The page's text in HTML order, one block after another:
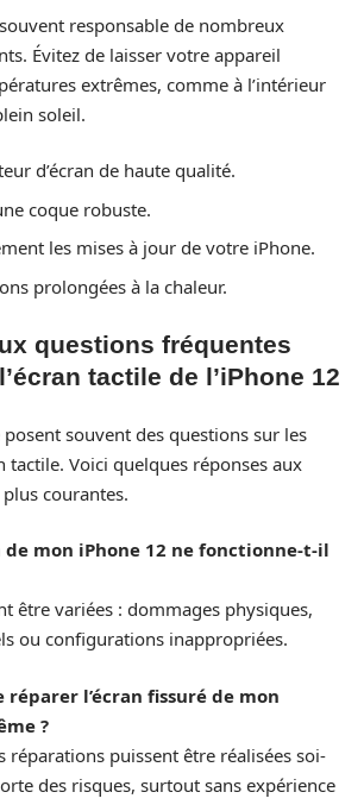
responsable de nombreux
Évitez de laisser votre appareil
extrêmes, comme à l’intérieur
soleil.
d’écran de haute qualité.
coque robuste.
les mises à jour de votre iPhone.
prolongées à la chaleur.
questions fréquentes
tactile de l’iPhone 12
souvent des questions sur les
tactile. Voici quelques réponses aux
courantes.
de mon iPhone 12 ne fonctionne-t-il
être variées : dommages physiques,
ou configurations inappropriées.
réparer l’écran fissuré de mon
?
réparations puissent être réalisées soi-
des risques, surtout sans expérience